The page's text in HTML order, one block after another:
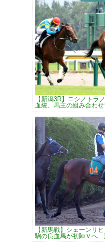
【新潟3R】ニシノトラ
血統、馬主の組み合わ
【新馬戦】シェーンリ
駒の良血馬が初陣Ｖへ